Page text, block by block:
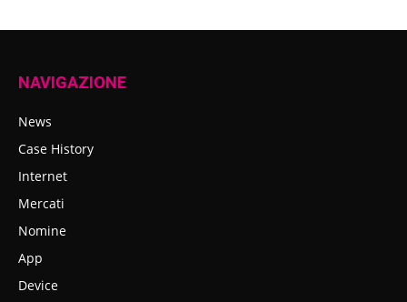
NAVIGAZIONE
News
Case History
Internet
Mercati
Nomine
App
Device